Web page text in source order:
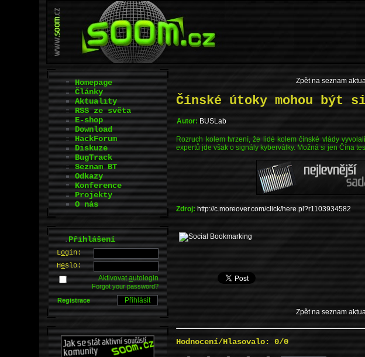
Zpět na seznam
Čínské útoky mohou být
Autor: BUSLab
Rozruch kolem tvrzení, že lidé kolem čínské vlády
expertů jde však o signály kyberválky. Možná si jen Čína
Zdroj: http://c.moreover.com/click/here.pl?r1103934582
Zpět na seznam
Hodnocení/Hlasovalo: 0/0
Homepage
Články
Aktuality
RSS ze světa
E-shop
Download
HackForum
Diskuze
BugTrack
Seznam BT
Odkazy
Konference
Projekty
O nás
.Přihlášení
Login:
Heslo:
Aktivovatautologin
Forgot your password?
Registrace